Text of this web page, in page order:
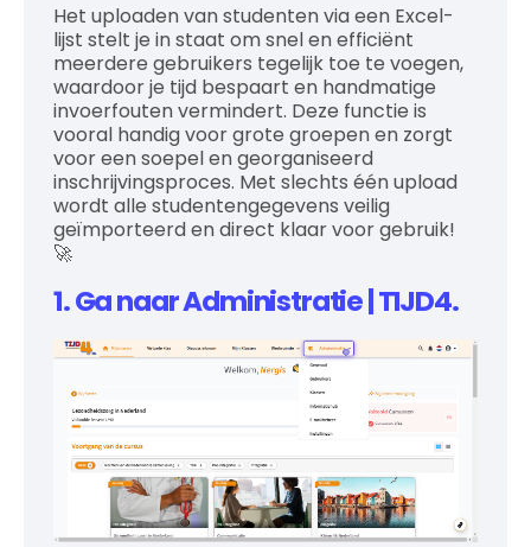
Het uploaden van studenten via een Excel-
lijst stelt je in staat om snel en efficiënt
meerdere gebruikers tegelijk toe te voegen,
waardoor je tijd bespaart en handmatige
invoerfouten vermindert. Deze functie is
vooral handig voor grote groepen en zorgt
voor een soepel en georganiseerd
inschrijvingsproces. Met slechts één upload
wordt alle studentengegevens veilig
geïmporteerd en direct klaar voor gebruik!
🚀
1. Ga naar Administratie | TIJD4.